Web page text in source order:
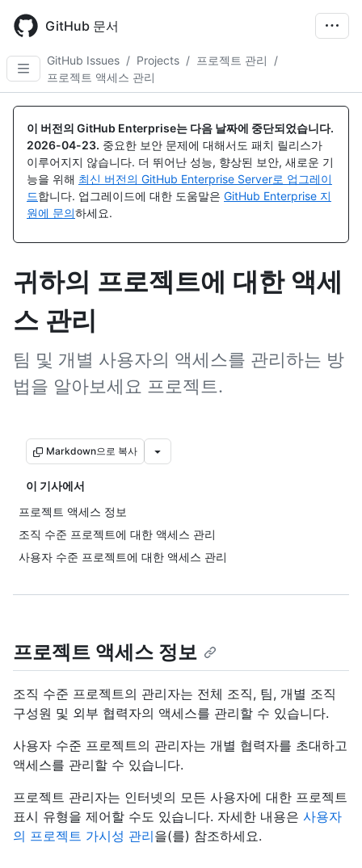
main
content
GitHub 문서
GitHub Issues / Projects / 프로젝트 관리
/
프로젝트 액세스 관리
이 버전의 GitHub Enterprise는 다음 날짜에 중단되었습니다.
2026-04-23. 중요한 보안 문제에 대해서도 패치 릴리스가
이루어지지 않습니다. 더 뛰어난 성능, 향상된 보안, 새로운 기
능을 위해 최신 버전의 GitHub Enterprise Server로 업그레이
드합니다. 업그레이드에 대한 도움말은 GitHub Enterprise 지
원에 문의하세요.
귀하의 프로젝트에 대한 액세
스 관리
팀 및 개별 사용자의 액세스를 관리하는 방
법을 알아보세요 프로젝트.
Markdown으로 복사
이 기사에서
프로젝트 액세스 정보
조직 수준 프로젝트에 대한 액세스 관리
사용자 수준 프로젝트에 대한 액세스 관리
프로젝트 액세스 정보
조직 수준 프로젝트의 관리자는 전체 조직, 팀, 개별 조직
구성원 및 외부 협력자의 액세스를 관리할 수 있습니다.
사용자 수준 프로젝트의 관리자는 개별 협력자를 초대하고
액세스를 관리할 수 있습니다.
프로젝트 관리자는 인터넷의 모든 사용자에 대한 프로젝트
표시 유형을 제어할 수도 있습니다. 자세한 내용은 사용자
의 프로젝트 가시성 관리을(를) 참조하세요.